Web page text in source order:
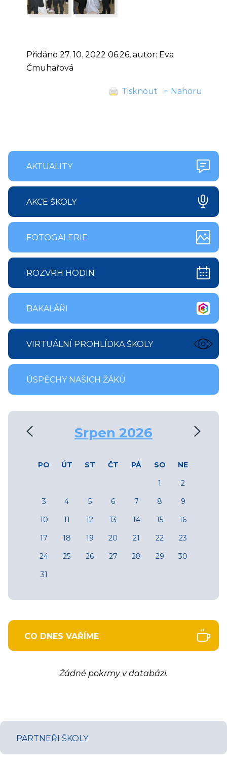
Přidáno 27. 10. 2022 06.26, autor: Eva
Čmuhařová
Tisknout ↑ Nahoru
AKTUALITY
AKCE ŠKOLY
FOTOGALERIE
ROZVRH HODIN
BAKALÁŘI
VIRTUÁLNÍ PROHLÍDKA ŠKOLY
ÚSPĚCHY NAŠICH ŽÁKŮ
Srpen 2026
PO ÚT ST ČT PÁ SO
NE
1
2
3
4 5 6 7 8
9
10
11 12 13 14 15
16
17
18 19 20 21 22
23
24
25 26 27 28 29
30
31
CO DNES VAŘÍME
Žádné pokrmy v databázi.
PARTNEŘI ŠKOLY